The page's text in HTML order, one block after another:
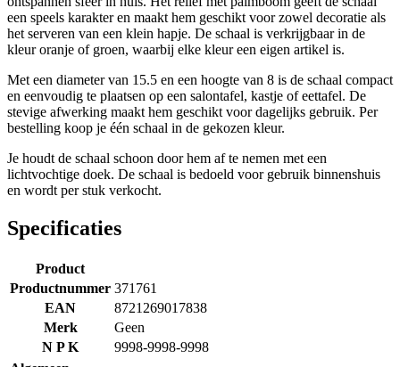
een speels karakter en maakt hem geschikt voor zowel decoratie als
het serveren van een klein hapje. De schaal is verkrijgbaar in de
kleur oranje of groen, waarbij elke kleur een eigen artikel is.
Met een diameter van 15.5 en een hoogte van 8 is de schaal compact
en eenvoudig te plaatsen op een salontafel, kastje of eettafel. De
stevige afwerking maakt hem geschikt voor dagelijks gebruik. Per
bestelling koop je één schaal in de gekozen kleur.
Je houdt de schaal schoon door hem af te nemen met een
lichtvochtige doek. De schaal is bedoeld voor gebruik binnenshuis
en wordt per stuk verkocht.
Specificaties
Product
Productnummer 371761
EAN
8721269017838
Merk
Geen
N P K
9998-9998-9998